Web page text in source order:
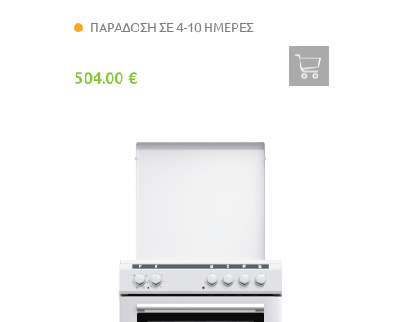
ΠΑΡΑΔΟΣΗ ΣΕ 4-10 ΗΜΕΡΕΣ
504.00 €